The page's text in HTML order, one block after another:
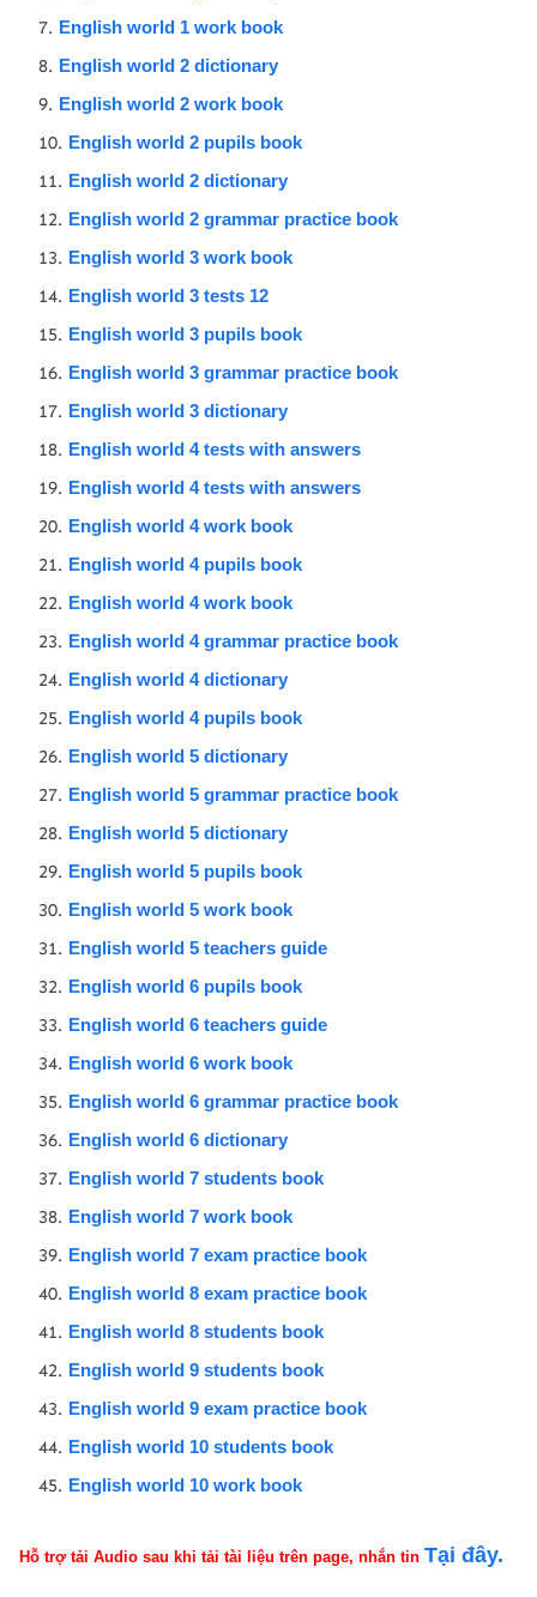
English world 1 work book
English world 2 dictionary
English world 2 work book
English world 2 pupils book
English world 2 dictionary
English world 2 grammar practice book
English world 3 work book
English world 3 tests 12
English world 3 pupils book
English world 3 grammar practice book
English world 3 dictionary
English world 4 tests with answers
English world 4 tests with answers
English world 4 work book
English world 4 pupils book
English world 4 work book
English world 4 grammar practice book
English world 4 dictionary
English world 4 pupils book
English world 5 dictionary
English world 5 grammar practice book
English world 5 dictionary
English world 5 pupils book
English world 5 work book
English world 5 teachers guide
English world 6 pupils book
English world 6 teachers guide
English world 6 work book
English world 6 grammar practice book
English world 6 dictionary
English world 7 students book
English world 7 work book
English world 7 exam practice book
English world 8 exam practice book
English world 8 students book
English world 9 students book
English world 9 exam practice book
English world 10 students book
English world 10 work book
Hỗ trợ tải Audio sau khi tải tài liệu trên page, nhắn tin Tại đây.